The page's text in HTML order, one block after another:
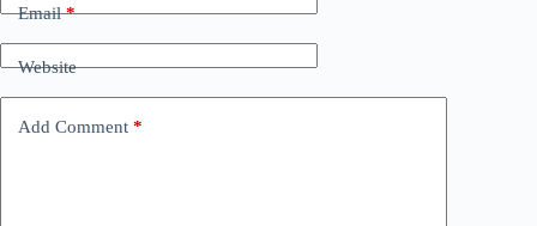
Email*
Website
Add Comment *